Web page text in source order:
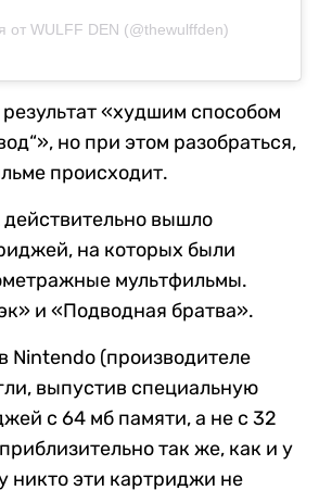
от WULFF DEN (@thewulffden)
«худшим способом
но при этом разобраться,
происходит.
действительно вышло
на которых были
мультфильмы.
и «Подводная братва».
Nintendo (производителе
выпустив специальную
с 64 мб памяти, а не с 32
так же, как и у
никто эти картриджи не